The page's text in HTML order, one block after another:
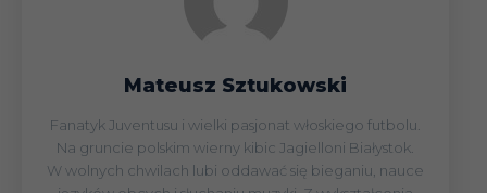
Mateusz Sztukowski
Fanatyk Juventusu i wielki pasjonat włoskiego futbolu.
Na gruncie polskim wierny kibic Jagielloni Białystok.
W wolnych chwilach lubi oddawać się bieganiu, nauce